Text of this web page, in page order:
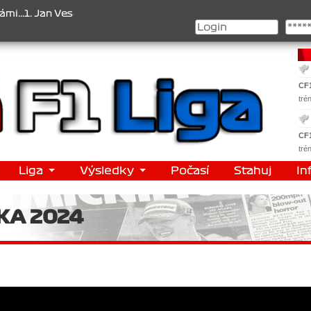
Jan Veselý , 2. Jan Nováček , 3. Jakub Chmelík , Pohár
Liga Výsledky Počasí Stahuj
2024